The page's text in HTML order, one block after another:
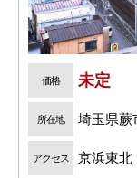
価格 未定
所在地 埼玉県蕨
アクセス 京浜東北